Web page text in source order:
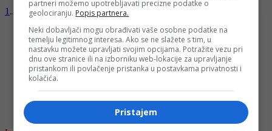
1 ... 1.0391.0401.041Stranica 1.041 of 1.041
najnovije
partneri možemo upotrebljavati precizne podatke o
geolociranju. Popis partnera.
Neki dobavljači mogu obrađivati vaše osobne podatke na
temelju legitimnog interesa. Ako se ne slažete s tim, u
nastavku možete upravljati svojim opcijama. Potražite vezu pri
dnu ove stranice ili na izborniku web-lokacije za upravljanje
pristankom ili povlačenje pristanka u postavkama privatnosti i
kolačića.
Pristajem